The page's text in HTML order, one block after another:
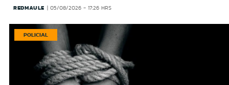
REDMAULE 05/08/2026 - 17:26 HRS
POLICIAL